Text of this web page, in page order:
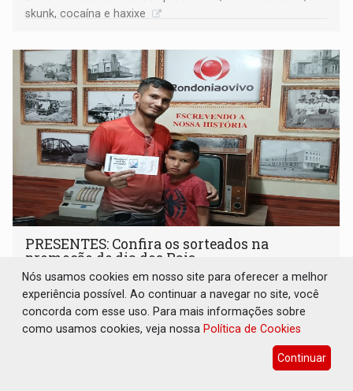
skunk, cocaína e haxixe
PRESENTES: Confira os sorteados na
promoção de dia dos Pais
Destaques Empresariais
07 de Agosto de 2026 às 15:19
Nós usamos cookies em nosso site para oferecer a melhor
experiência possível. Ao continuar a navegar no site, você
concorda com esse uso. Para mais informações sobre
como usamos cookies, veja nossa Política de Cookies
Continuar